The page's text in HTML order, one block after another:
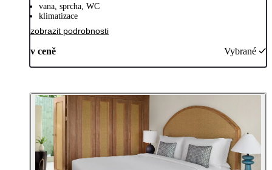
vana, sprcha, WC
klimatizace
zobrazit podrobnosti
v ceně Vybrané